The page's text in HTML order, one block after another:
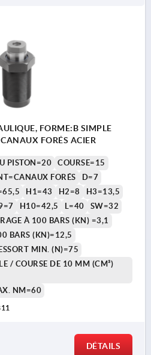
FORME:B SIMPLE
FORÉS ACIER
PISTON=20
COURSE=15
FORÉS
D=7
H1=43 H2=8
H3=13,5
H10=42,5 L=40
SW=32
À 100 BARS (KN) =3,1
BARS (KN)=12,5
MIN. (N)=75
/ COURSE DE 10 MM (CM³)
NM=60
DÉTAILS